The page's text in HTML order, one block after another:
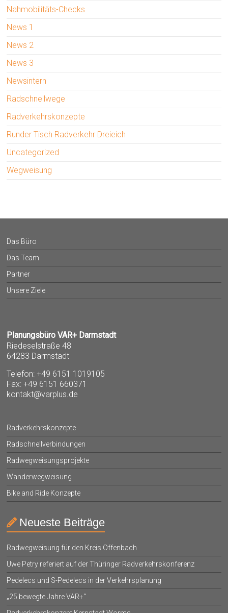
Nahmobilitäts-Checks
News 1
News 2
News 3
Newsintern
Radschnellwege
Radverkehrskonzepte
Runder Tisch Radverkehr Dreieich
Uncategorized
Wegweisung
Das Büro
Das Team
Partner
Unsere Ziele
Planungsbüro VAR+ Darmstadt
Riedeselstraße 48
64283 Darmstadt
Telefon: +49 6151 1019105
Fax: +49 6151 660371
kontakt@varplus.de
Radverkehrskonzepte
Radschnellverbindungen
Radwegweisungsprojekte
Wanderwegweisung
Bike and Ride Konzepte
Neueste Beiträge
Radwegweisung für den Kreis Offenbach
Uwe Petry referiert auf der Thüringer Radverkehrskonferenz
Pedelecs und S-Pedelecs in der Verkehrsplanung
„25 bewegte Jahre VAR+“